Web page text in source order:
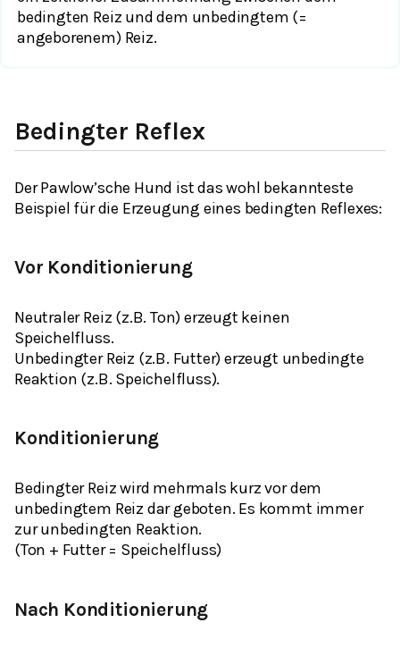
bedingten Reiz und dem unbedingtem (=
angeborenem) Reiz.
Bedingter Reflex
Der Pawlow’sche Hund ist das wohl bekannteste
Beispiel für die Erzeugung eines bedingten Reflexes:
Vor Konditionierung
Neutraler Reiz (z.B. Ton) erzeugt keinen
Speichelfluss.
Unbedingter Reiz (z.B. Futter) erzeugt unbedingte
Reaktion (z.B. Speichelfluss).
Konditionierung
Bedingter Reiz wird mehrmals kurz vor dem
unbedingtem Reiz dar geboten. Es kommt immer
zur unbedingten Reaktion.
(Ton + Futter = Speichelfluss)
Nach Konditionierung